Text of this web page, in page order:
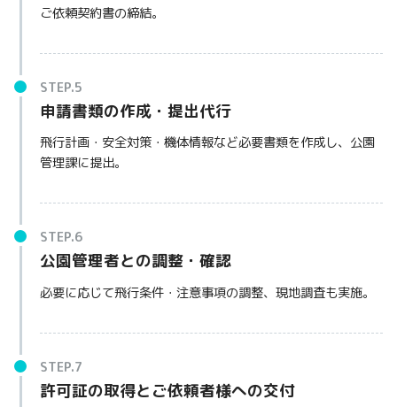
ご依頼契約書の締結。
申請書類の作成・提出代行
飛行計画・安全対策・機体情報など必要書類を作成し、公園
管理課に提出。
公園管理者との調整・確認
必要に応じて飛行条件・注意事項の調整、現地調査も実施。
許可証の取得とご依頼者様への交付